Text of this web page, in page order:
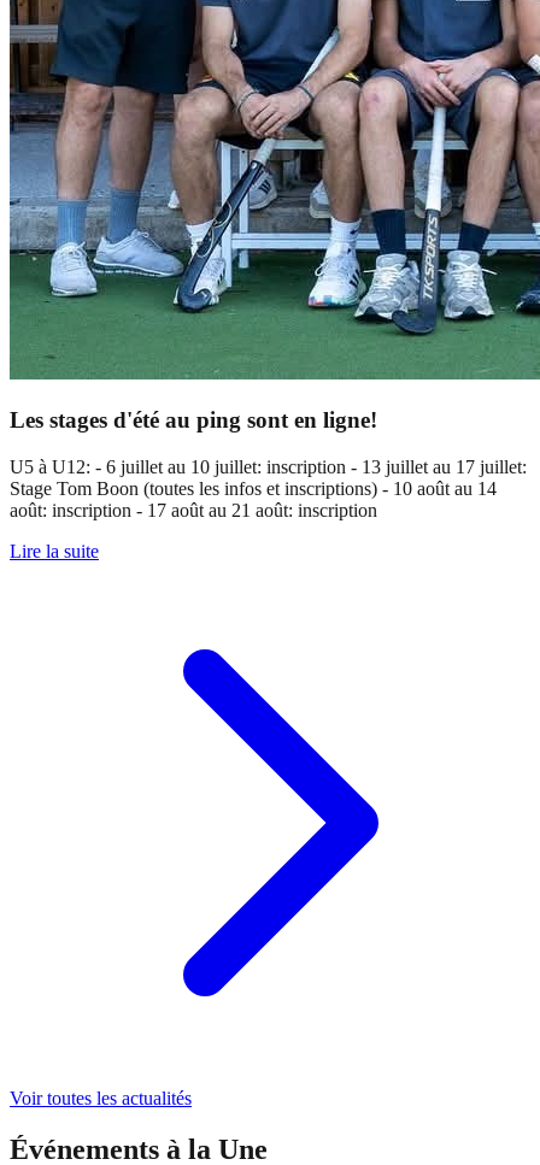
Les stages d'été au ping sont en ligne!
U5 à U12: - 6 juillet au 10 juillet: inscription - 13 juillet au 17 juillet:
Stage Tom Boon (toutes les infos et inscriptions) - 10 août au 14
août: inscription - 17 août au 21 août: inscription
Lire la suite
Voir toutes les actualités
Événements à la Une